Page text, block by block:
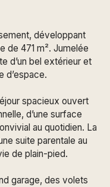
développant
de 471 m². Jumelée
d’un bel extérieur et
d’espace.
spacieux ouvert
d’une surface
au quotidien. La
suite parentale au
de plain-pied.
garage, des volets